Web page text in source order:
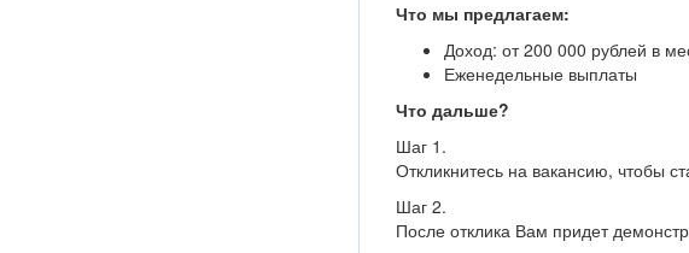
Что мы предлагаем:
Доход: от 200 000 рублей в
Еженедельные выплаты
Что дальше?
Шаг 1.
Откликнитесь на вакансию, чтобы
Шаг 2.
После отклика Вам придет